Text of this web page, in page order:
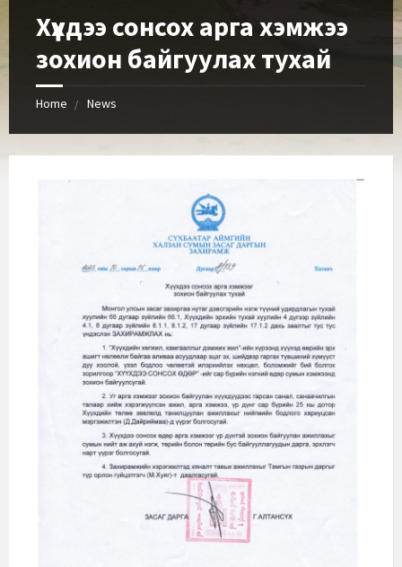
Хүүхдээ сонсох арга хэмжээ
зохион байгуулах тухай
Home News